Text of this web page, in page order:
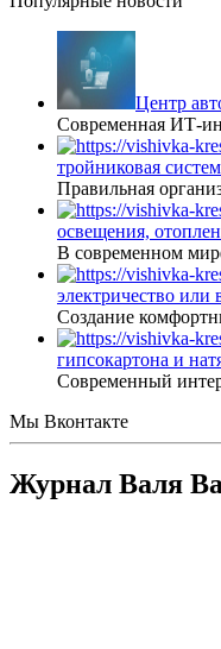
Центр
Современная ИТ-
тройниковая
Правильная
освещения,
В современном
электричество или
Создание
гипсокартона и
Современный
Мы Вконтакте
Журнал Валя